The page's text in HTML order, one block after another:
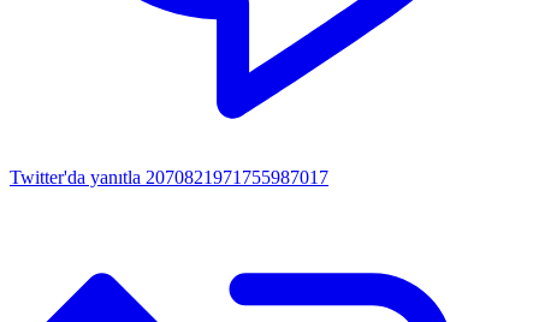
Twitter'da yanıtla 2070821971755987017